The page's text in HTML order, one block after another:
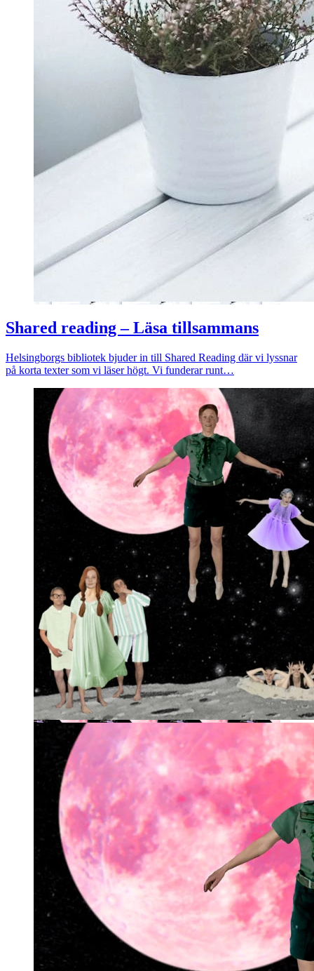
Shared reading – Läsa tillsammans
Helsingborgs bibliotek bjuder in till Shared Reading där vi lyssnar
på korta texter som vi läser högt. Vi funderar runt…